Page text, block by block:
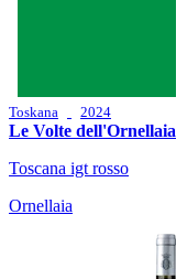
Toskana 2024
Le Volte dell'Ornellaia
Toscana igt rosso
Ornellaia